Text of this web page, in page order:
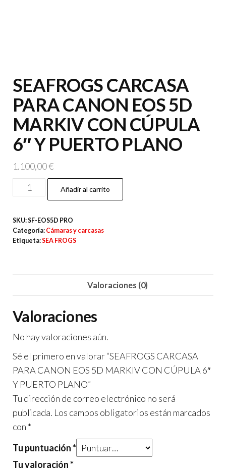
SEAFROGS CARCASA
PARA CANON EOS 5D
MARKIV CON CÚPULA
6″ Y PUERTO PLANO
1.100,00€
SEAFROGS
CARCASA
CANON
EOS
6"
PUERTO
PLANO
cantidad
Añadir al carrito
SKU:SF-EOS5D PRO
Categoría: Cámaras y carcasas
Etiqueta:SEA FROGS
Valoraciones (0)
Valoraciones
No hay valoraciones aún.
Sé el primero en valorar “SEAFROGS CARCASA
PARA CANON EOS 5D MARKIV CON CÚPULA 6″
Y PUERTO PLANO”
Tu dirección de correo electrónico no será
publicada. Los campos obligatorios están marcados
con *
Tu puntuación*
Tu valoración*